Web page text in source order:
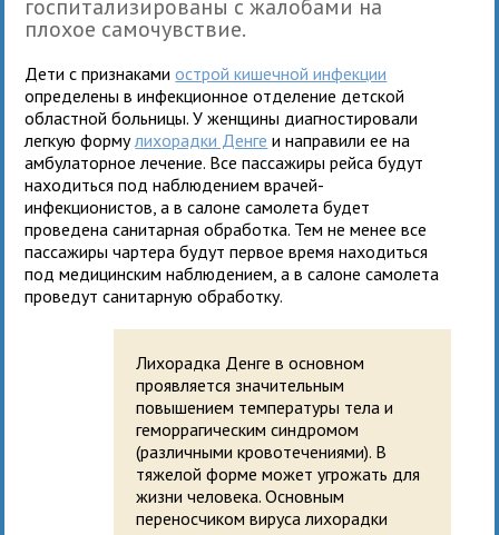
госпитализированы с жалобами на
плохое самочувствие.
Дети с признакамиострой кишечной инфекции
определены в инфекционное отделение детской
областной больницы. У женщины диагностировали
легкую формулихорадки Денге и направили ее на
амбулаторное лечение. Все пассажиры рейса будут
находиться под наблюдением врачей-
инфекционистов, а в салоне самолета будет
проведена санитарная обработка. Тем не менее все
пассажиры чартера будут первое время находиться
под медицинским наблюдением, а в салоне самолета
проведут санитарную обработку.
Лихорадка Денге в основном
проявляется значительным
повышением температуры тела и
геморрагическим синдромом
(различными кровотечениями). В
тяжелой форме может угрожать для
жизни человека. Основным
переносчиком вируса лихорадки